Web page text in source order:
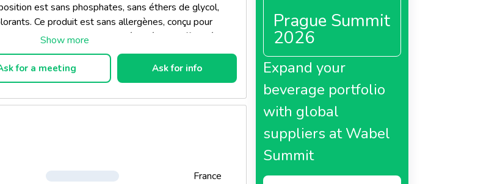
est sans phosphates, sans éthers de glycol,
Ce produit est sans allergènes, conçu pour
Des tests d'hypoallergénicité sont effectués sur
à peau sensible. Emballage réutilisable avec les
correspondantes et 100% recyclables. Les formules
sont non testées sur les animaux. Les produits L'Arbre
les fosses septiques.
for a meeting Ask for info
France
Prague Summit
2026
Expand your
beverage portfolio
with global
suppliers at Wabel
Summit